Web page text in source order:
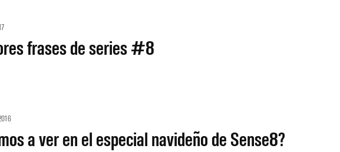
frases de series #8
a ver en el especial navideño de Sense8?